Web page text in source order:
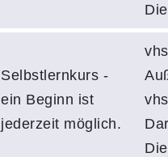
Selbstlernkurs -
ein Beginn ist
jederzeit möglich.
vhs